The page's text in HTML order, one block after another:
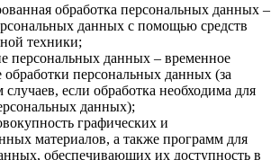
обработка персональных данных –
данных с помощью средств
техники;
персональных данных – временное
персональных данных (за
если обработка необходима для
данных);
графических и
материалов, а также программ для
обеспечивающих их доступность в